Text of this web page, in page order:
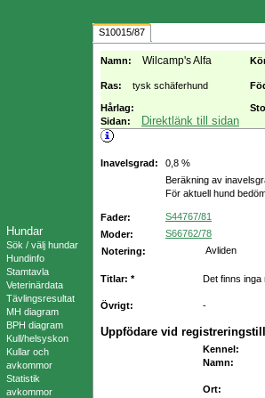
Hundar
Sök / välj hundar
Hundinfo
Stamtavla
Veterinärdata
Tävlingsresultat
MH diagram
BPH diagram
Kull/helsyskon
Kullar och
avkommor
Statistik
avkommor
S10015/87
Namn: Wilcamp's Alfa
Ras:
tysk schäferhund
Hårlag:
Sidan:
Direktlänk till sidan
Inavelsgrad:
0,8 %
Beräkning av
För aktuell hund
Fader: S44767/81
Moder:
S66762/78
Notering:
Avliden
Titlar: * Det finns inga
Övrigt: -
Uppfödare vid
Kennel :
Namn:
Ort: